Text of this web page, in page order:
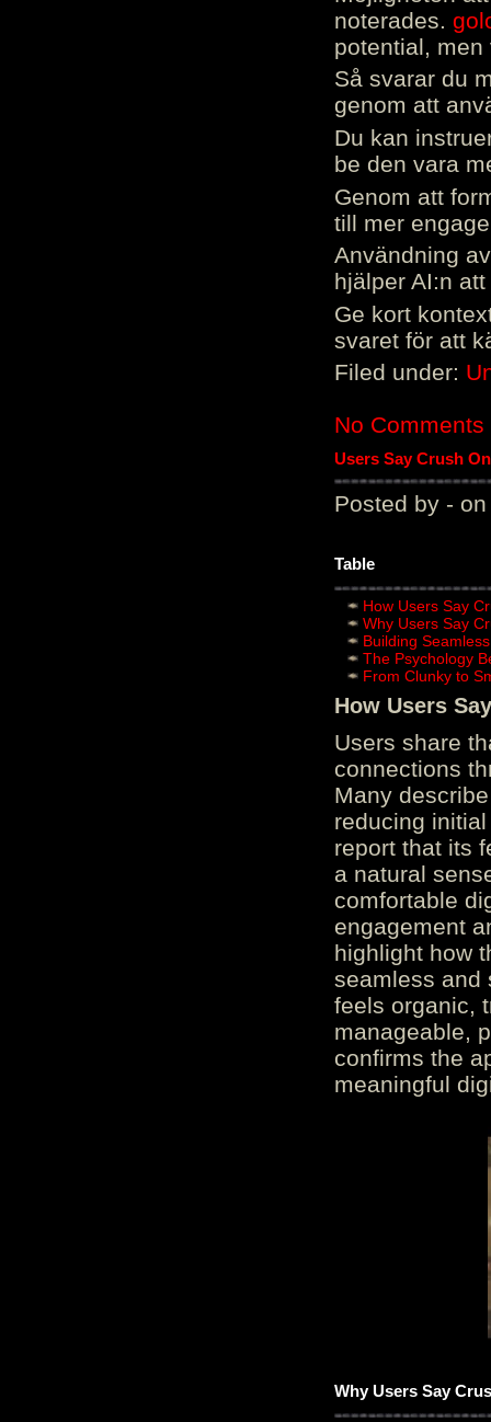
noterades.
potential, men
Så svarar du
genom att
Du kan
be den vara
Genom att
till mer
Användning
hjälper AI:n
Ge kort
svaret för att
Filed under:
No Comments
Users Say Crush
Posted by - on
Table
How Users Say
Why Users Say
Building
The Psychology
From Clunky to
How Users
Users share
connections
Many
reducing
report that its
a natural
comfortable
engagement
highlight how
seamless and
feels organic,
manageable,
confirms the
meaningful
Why Users Say